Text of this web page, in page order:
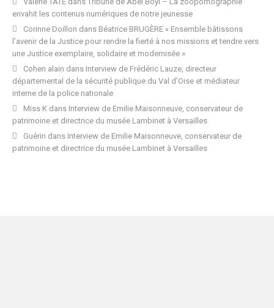
envahit les contenus numériques de notre jeunesse
Corinne Doillon dans Béatrice BRUGÈRE « Ensemble bâtissons
l’avenir de la Justice pour rendre la fierté à nos missions et tendre vers
une Justice exemplaire, solidaire et modernisée »
Cohen alain dans Interview de Frédéric Lauze, directeur
départemental de la sécurité publique du Val d’Oise et médiateur
interne de la police nationale
Miss K dans Interview de Emilie Maisonneuve, conservateur de
patrimoine et directrice du musée Lambinet à Versailles
Guérin dans Interview de Emilie Maisonneuve, conservateur de
patrimoine et directrice du musée Lambinet à Versailles